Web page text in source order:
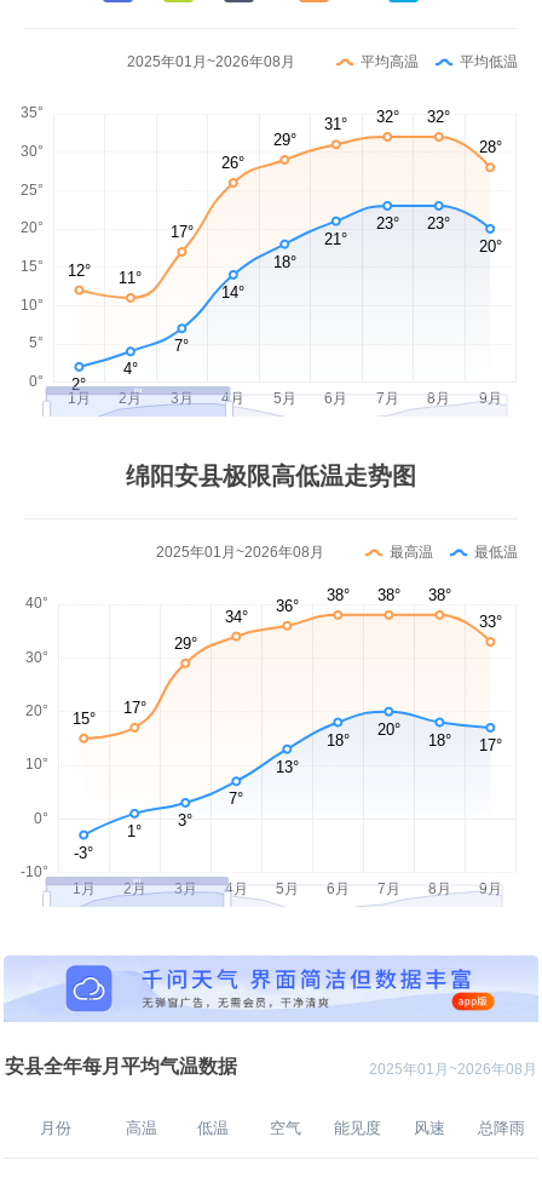
2025年01月~2026年08月 平均高温 平均低温
绵阳安县极限高低温走势图
2025年01月~2026年08月 最高温 最低温
2025年01月~2026年08月
安县全年每月平均气温数据
月份 高温 低温 空气 能见度 风速 总降雨